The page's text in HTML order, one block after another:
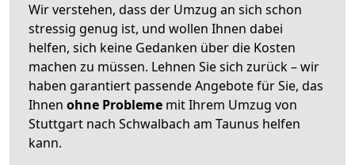
Wir verstehen, dass der Umzug an sich schon
stressig genug ist, und wollen Ihnen dabei
helfen, sich keine Gedanken über die Kosten
machen zu müssen. Lehnen Sie sich zurück – wir
haben garantiert passende Angebote für Sie, das
Ihnen ohne Probleme mit Ihrem Umzug von
Stuttgart nach Schwalbach am Taunus helfen
kann.